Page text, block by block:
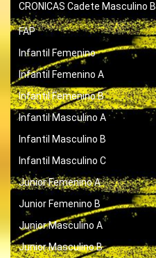
CRONICAS Cadete Masculino B
FAP
Infantil Femenino
Infantil Femenino A
Infantil Femenino B
Infantil Masculino A
Infantil Masculino B
Infantil Masculino C
Junior Femenino A
Junior Femenino B
Junior Masculino A
Junior Masculino B